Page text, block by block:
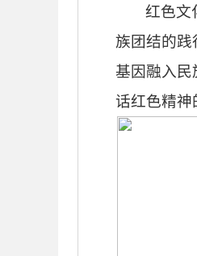
红色文
族团结的践
基因融入民
话红色精神